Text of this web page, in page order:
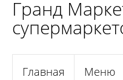
Гранд
Главная Меню